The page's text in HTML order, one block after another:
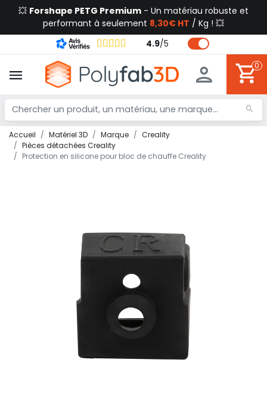
💥 Forshape PETG Premium - Un matériau robuste et
performant à seulement 8,30€ HT / Kg ! 💥
4.9/5
0
Accueil Matériel 3D Marque
Creality
Pièces détachées Creality
Protection en silicone pour bloc de chauffe Creality